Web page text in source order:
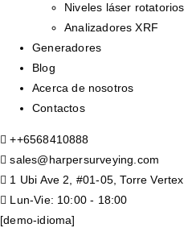
Niveles láser rotatorios
Analizadores XRF
Generadores
Blog
Acerca de nosotros
Contactos
++6568410888
sales@harpersurveying.com
1 Ubi Ave 2, #01-05, Torre
Lun-Vie: 10:00 - 18:00
[demo-idioma]